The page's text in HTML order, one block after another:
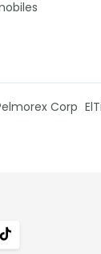
Corp